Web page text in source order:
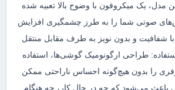
مدل، یک میکروفون با وضوح بالا تعبیه شده
صوتی شما را به طرز چشمگیری افزایش
شفافیت و بدون نویز به طرف مقابل منتقل
طراحی ارگونومیک گوشی‌ها، استفاده
را بدون هیچ‌گونه احساس ناراحتی ممکن
باعث می‌شود که چه در حال کار، چه هنگام